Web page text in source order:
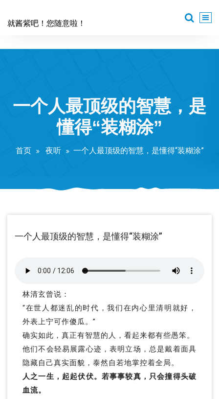
就酱紫吧！您随意啦！
一个人最顶级的智慧，是
懂得“装糊涂”
首页 夜听 一个人最顶级的智慧，是懂得“装糊涂”
一个人最顶级的智慧，是懂得“装糊涂”
林清玄曾说：
“在世人都迷乱的时代，我们在内心里清明就好，
外表上宁可作傻瓜。”
确实如此， 真正有智慧的人，看起来都有些愚笨。
他们不会轻易展露心迹，表明立场，总是戴着面具
隐藏自己真实面貌，泰然自若地掌控着全局。
人之一生，起起伏伏。若事事较真，只会撞得头破
血流。